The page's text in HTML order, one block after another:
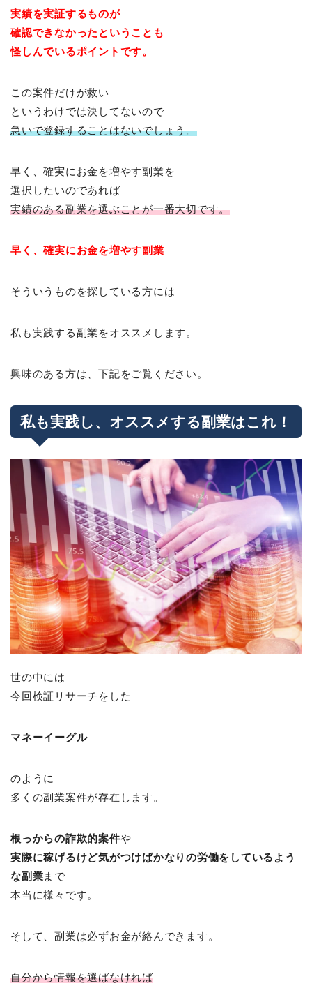
実績を実証するものが
確認できなかったということも
怪しんでいるポイントです。
この案件だけが救い
というわけでは決してないので
急いで登録することはないでしょう。
早く、確実にお金を増やす副業を
選択したいのであれば
実績のある副業を選ぶことが一番大切です。
早く、確実にお金を増やす副業
そういうものを探している方には
私も実践する副業をオススメします。
興味のある方は、下記をご覧ください。
私も実践し、オススメする副業はこれ！
世の中には
今回検証リサーチをした
マネーイーグル
のように
多くの副業案件が存在します。
根っからの詐欺的案件や
実際に稼げるけど気がつけばかなりの労働をしているよう
な副業まで
本当に様々です。
そして、副業は必ずお金が絡んできます。
自分から情報を選ばなければ